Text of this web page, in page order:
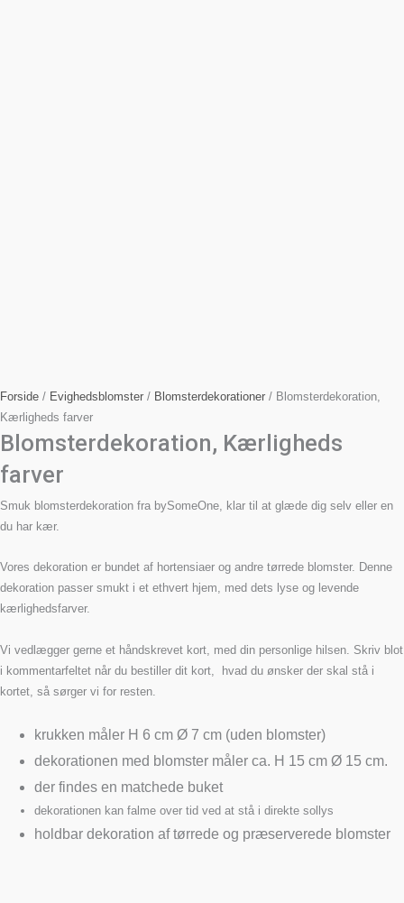
Forside / Evighedsblomster / Blomsterdekorationer / Blomsterdekoration,
Kærligheds farver
Blomsterdekoration, Kærligheds
farver
Smuk blomsterdekoration fra bySomeOne, klar til at glæde dig selv eller en
du har kær.
Vores dekoration er bundet af hortensiaer og andre tørrede blomster. Denne
dekoration passer smukt i et ethvert hjem, med dets lyse og levende
kærlighedsfarver.
Vi vedlægger gerne et håndskrevet kort, med din personlige hilsen. Skriv blot
i kommentarfeltet når du bestiller dit kort, hvad du ønsker der skal stå i
kortet, så sørger vi for resten.
krukken måler H 6 cm Ø 7 cm (uden blomster)
dekorationen med blomster måler ca. H 15 cm Ø 15 cm.
der findes en matchede buket
dekorationen kan falme over tid ved at stå i direkte sollys
holdbar dekoration af tørrede og præserverede blomster